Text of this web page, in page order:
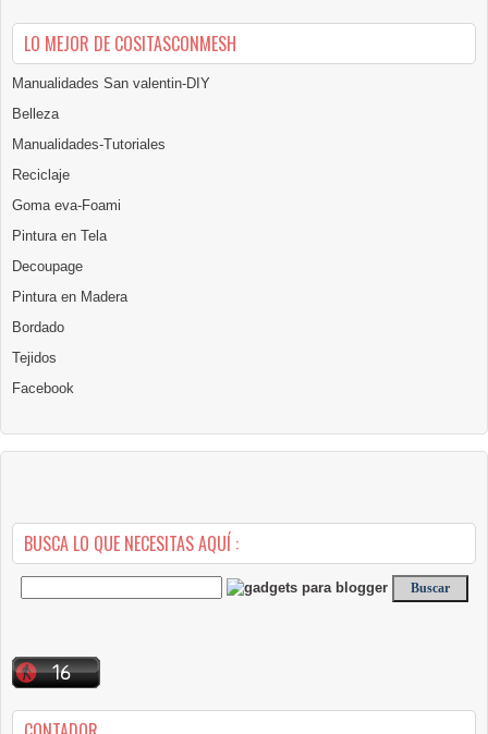
LO MEJOR DE COSITASCONMESH
Manualidades San valentin-DIY
Belleza
Manualidades-Tutoriales
Reciclaje
Goma eva-Foami
Pintura en Tela
Decoupage
Pintura en Madera
Bordado
Tejidos
Facebook
BUSCA LO QUE NECESITAS AQUÍ :